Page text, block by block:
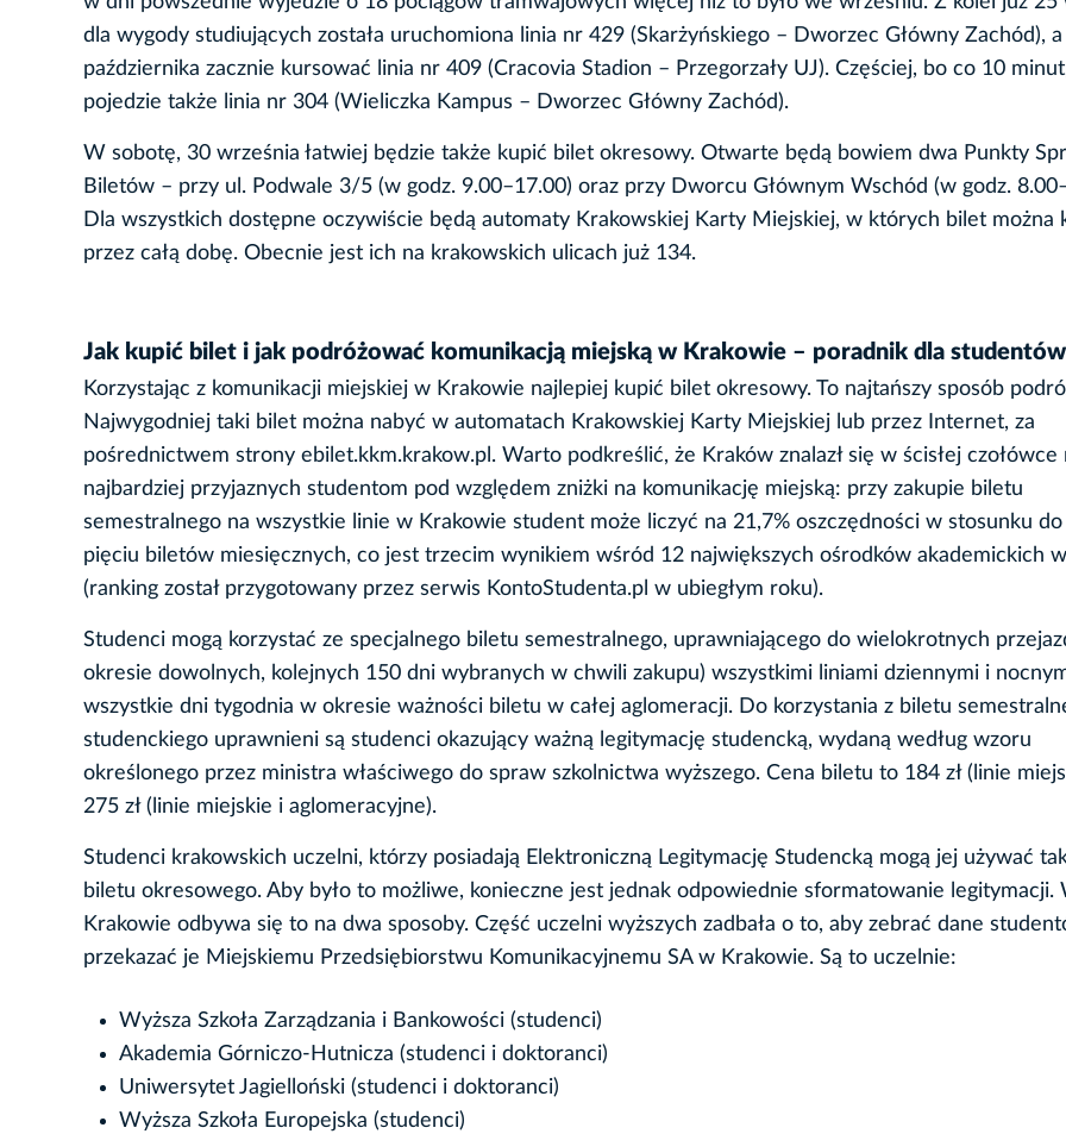
dla wygody studiujących została uruchomiona linia nr 429 (Skarżyńskiego – Dworzec Główny Zachód),
października zacznie kursować linia nr 409 (Cracovia Stadion – Przegorzały UJ). Częściej, bo co 10
pojedzie także linia nr 304 (Wieliczka Kampus – Dworzec Główny Zachód).
W sobotę, 30 września łatwiej będzie także kupić bilet okresowy. Otwarte będą bowiem dwa Punkty
Biletów – przy ul. Podwale 3/5 (w godz. 9.00–17.00) oraz przy Dworcu Głównym Wschód (w godz.
Dla wszystkich dostępne oczywiście będą automaty Krakowskiej Karty Miejskiej, w których bilet można
przez całą dobę. Obecnie jest ich na krakowskich ulicach już 134.
Jak kupić bilet i jak podróżować komunikacją miejską w Krakowie – poradnik dla
Korzystając z komunikacji miejskiej w Krakowie najlepiej kupić bilet okresowy. To najtańszy sposób
Najwygodniej taki bilet można nabyć w automatach Krakowskiej Karty Miejskiej lub przez Internet, za
pośrednictwem strony ebilet.kkm.krakow.pl. Warto podkreślić, że Kraków znalazł się w ścisłej czołówce
najbardziej przyjaznych studentom pod względem zniżki na komunikację miejską: przy zakupie biletu
semestralnego na wszystkie linie w Krakowie student może liczyć na 21,7% oszczędności w stosunku
pięciu biletów miesięcznych, co jest trzecim wynikiem wśród 12 największych ośrodków akademickich
(ranking został przygotowany przez serwis KontoStudenta.pl w ubiegłym roku).
Studenci mogą korzystać ze specjalnego biletu semestralnego, uprawniającego do wielokrotnych
okresie dowolnych, kolejnych 150 dni wybranych w chwili zakupu) wszystkimi liniami dziennymi i
wszystkie dni tygodnia w okresie ważności biletu w całej aglomeracji. Do korzystania z biletu
studenckiego uprawnieni są studenci okazujący ważną legitymację studencką, wydaną według wzoru
określonego przez ministra właściwego do spraw szkolnictwa wyższego. Cena biletu to 184 zł (linie
275 zł (linie miejskie i aglomeracyjne).
Studenci krakowskich uczelni, którzy posiadają Elektroniczną Legitymację Studencką mogą jej używać
biletu okresowego. Aby było to możliwe, konieczne jest jednak odpowiednie sformatowanie legitymacji.
Krakowie odbywa się to na dwa sposoby. Część uczelni wyższych zadbała o to, aby zebrać dane
przekazać je Miejskiemu Przedsiębiorstwu Komunikacyjnemu SA w Krakowie. Są to uczelnie:
Wyższa Szkoła Zarządzania i Bankowości (studenci)
Akademia Górniczo-Hutnicza (studenci i doktoranci)
Uniwersytet Jagielloński (studenci i doktoranci)
Wyższa Szkoła Europejska (studenci)